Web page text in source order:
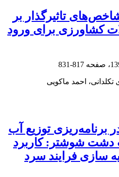
تاثیرگذار بر
کشاورزی برای ورود
817-831
تکلدانی، احمد ماکویی
برنامه‌ریزی توزیع آب
دشت شوشتر: کاربرد
سازی فرایند سرد